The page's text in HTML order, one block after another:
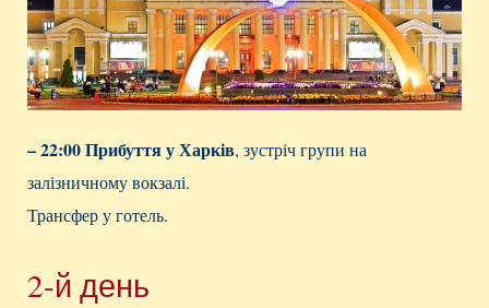
– 22:00 Прибуття у Харків, зустріч групи на
залізничному вокзалі.
Трансфер у готель.
2-й день